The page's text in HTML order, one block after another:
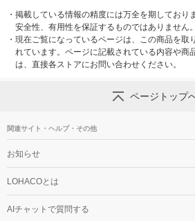
・ 掲載している情報の精度には万全を期しており
安全性、有用性を保証するものではありません。
・ 現在ご覧になっているページは、この商品を取
れています。ページに記載されている内容や商
は、直接各ストアにお問い合わせください。
ページトップ
関連サイト・ヘルプ・その他
お知らせ
LOHACOとは
AIチャットで質問する